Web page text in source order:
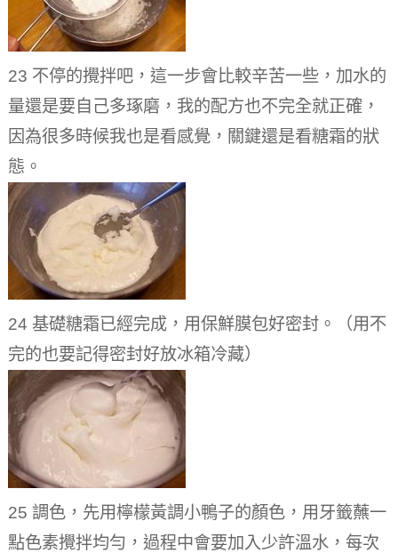
23 不停的攪拌吧，這一步會比較辛苦一些，加水的
量還是要自己多琢磨，我的配方也不完全就正確，
因為很多時候我也是看感覺，關鍵還是看糖霜的狀
態。
24 基礎糖霜已經完成，用保鮮膜包好密封。（用不
完的也要記得密封好放冰箱冷藏）
25 調色，先用檸檬黃調小鴨子的顏色，用牙籤蘸一
點色素攪拌均勻，過程中會要加入少許溫水，每次